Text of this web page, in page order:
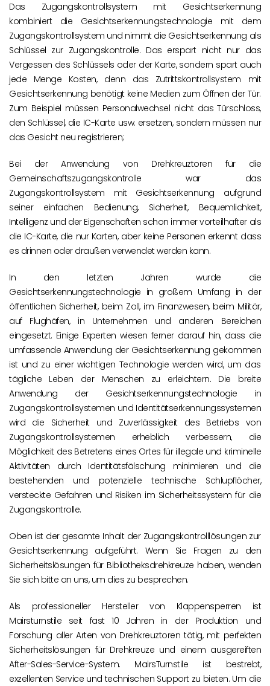
Das Zugangskontrollsystem mit Gesichtserkennung
kombiniert die Gesichtserkennungstechnologie mit dem
Zugangskontrollsystem und nimmt die Gesichtserkennung als
Schlüssel zur Zugangskontrolle. Das erspart nicht nur das
Vergessen des Schlüssels oder der Karte, sondern spart auch
jede Menge Kosten, denn das Zutrittskontrollsystem mit
Gesichtserkennung benötigt keine Medien zum Öffnen der Tür.
Zum Beispiel müssen Personalwechsel nicht das Türschloss,
den Schlüssel, die IC-Karte usw. ersetzen, sondern müssen nur
das Gesicht neu registrieren;
Bei der Anwendung von Drehkreuztoren für die
Gemeinschaftszugangskontrolle war das
Zugangskontrollsystem mit Gesichtserkennung aufgrund
seiner einfachen Bedienung, Sicherheit, Bequemlichkeit,
Intelligenz und der Eigenschaften schon immer vorteilhafter als
die IC-Karte, die nur Karten, aber keine Personen erkennt dass
es drinnen oder draußen verwendet werden kann.
In den letzten Jahren wurde die
Gesichtserkennungstechnologie in großem Umfang in der
öffentlichen Sicherheit, beim Zoll, im Finanzwesen, beim Militär,
auf Flughäfen, in Unternehmen und anderen Bereichen
eingesetzt. Einige Experten wiesen ferner darauf hin, dass die
umfassende Anwendung der Gesichtserkennung gekommen
ist und zu einer wichtigen Technologie werden wird, um das
tägliche Leben der Menschen zu erleichtern. Die breite
Anwendung der Gesichtserkennungstechnologie in
Zugangskontrollsystemen und Identitätserkennungssystemen
wird die Sicherheit und Zuverlässigkeit des Betriebs von
Zugangskontrollsystemen erheblich verbessern, die
Möglichkeit des Betretens eines Ortes für illegale und kriminelle
Aktivitäten durch Identitätsfälschung minimieren und die
bestehenden und potenzielle technische Schlupflöcher,
versteckte Gefahren und Risiken im Sicherheitssystem für die
Zugangskontrolle.
Oben ist der gesamte Inhalt der Zugangskontrolllösungen zur
Gesichtserkennung aufgeführt. Wenn Sie Fragen zu den
Sicherheitslösungen für Bibliotheksdrehkreuze haben, wenden
Sie sich bitte an uns, um dies zu besprechen.
Als professioneller Hersteller von Klappensperren ist
Mairsturnstile seit fast 10 Jahren in der Produktion und
Forschung aller Arten von Drehkreuztoren tätig, mit perfekten
Sicherheitslösungen für Drehkreuze und einem ausgereiften
After-Sales-Service-System. MairsTurnstile ist bestrebt,
exzellenten Service und technischen Support zu bieten. Um die